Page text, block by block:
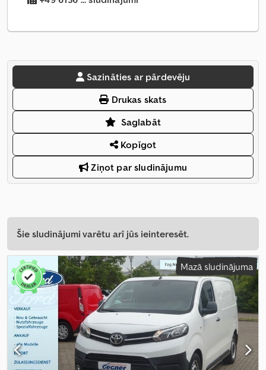
Sazināties ar pārdevēju
Drukas skats
Saglabāt
Kopīgot
Ziņot par sludinājumu
Šie sludinājumi varētu arī jūs ieinteresēt.
Mazā sludinājuma